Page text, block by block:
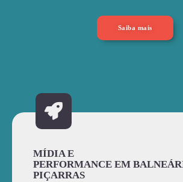
Saiba mais
MÍDIA E
PERFORMANCE EM
PIÇARRAS